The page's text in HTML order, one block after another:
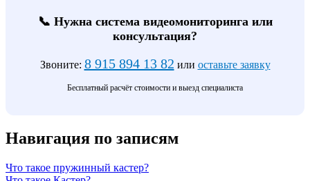
📞 Нужна система видеомониторинга или
консультация?
Звоните: 8 915 894 13 82 или оставьте заявку
Бесплатный расчёт стоимости и выезд специалиста
Навигация по записям
Что такое пружинный кастер?